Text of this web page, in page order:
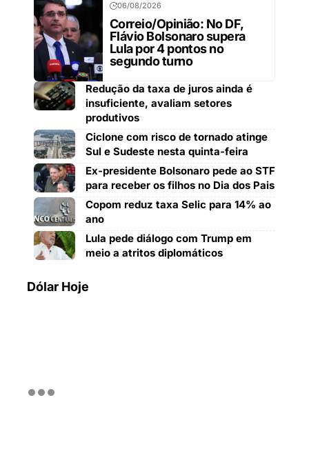
06/08/2026
Correio/Opinião: No DF,
Flávio Bolsonaro supera
Lula por 4 pontos no
segundo turno
Redução da taxa de juros ainda é
insuficiente, avaliam setores
produtivos
Ciclone com risco de tornado atinge
Sul e Sudeste nesta quinta-feira
Ex-presidente Bolsonaro pede ao STF
para receber os filhos no Dia dos Pais
Copom reduz taxa Selic para 14% ao
ano
Lula pede diálogo com Trump em
meio a atritos diplomáticos
Dólar Hoje